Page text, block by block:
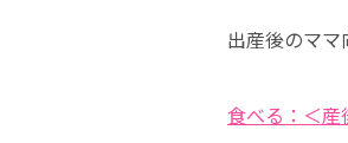
出産後のマ
食べる：＜産